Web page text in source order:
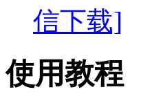
信下载]
使用教程